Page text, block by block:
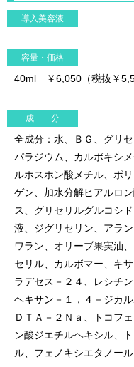
導入美容液
容量・価格
40ml ￥6,050（税抜￥
成 分
全成分：水、ＢＧ、グリ
パラジウム、カルボキシ
ルホスホン酸メチル、ポ
ゲン、加水分解ヒアルロ
ス、グリセリルグルコシ
液、ジグリセリン、アラ
ワラン、オリーブ果実油
セリル、カルボマー、キ
ラデセス－２４、レシチ
ヘキサン－１，４－ジカ
ＤＴＡ－２Ｎａ、トコフ
ン酸ジエチルヘキシル、
ル、フェノキシエタノール